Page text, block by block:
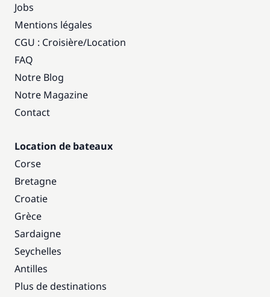
Jobs
Mentions légales
CGU : Croisière/Location
FAQ
Notre Blog
Notre Magazine
Contact
Location de bateaux
Corse
Bretagne
Croatie
Grèce
Sardaigne
Seychelles
Antilles
Plus de destinations